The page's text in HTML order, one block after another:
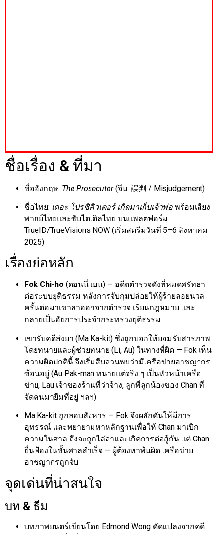
ชื่อเรื่อง & ที่มา
ชื่ออังกฤษ: The Prosecutor(จีน: 誤判 / Misjudgement)
ชื่อไทย: เดอะ โปรซิคิวเตอร์ เกิดมาเก็บเจ้าพ่อ พร้อมเสียง
พากย์ไทยและซับไตเติลไทย บนแพลตฟอร์ม
TrueID/TrueVisions NOW (เริ่มสตรีมวันที่ 5–6 สิงหาคม
2025)
เรื่องย่อหลัก
Fok Chi-ho (ดอนนี่ เยน) — อดีตตำรวจดังที่หมดศรัทธา
ต่อระบบยุติธรรม หลังการจับกุมปล่อยให้ผู้ร้ายลอยนวล
ครั้นต่อมาเขาลาออกจากตำรวจ เรียนกฎหมาย และ
กลายเป็นอัยการประจำกระทรวงยุติธรรม
เขารับคดีส่งยา (Ma Ka-kit) ซึ่งถูกบอกให้ยอมรับสารภาพ
โดยทนายและผู้ช่วยทนาย (Li, Au) ในทางที่ผิด — Fok เห็น
ความผิดปกตินี้ จึงเริ่มสืบสวนพบว่ามีเครือข่ายอาชญากร
ซ้อนอยู่ (Au Pak-man ทนายแต่จริง ๆ เป็นหัวหน้าเครือ
ข่าย, Lau เจ้าของร้านที่ว่าจ้าง, ลูกพี่ลูกน้องของ Chan ที่
จัดคนมายืมที่อยู่ ฯลฯ)
Ma Ka-kit ถูกลอบสังหาร — Fok จึงผลักดันให้มีการ
อุทธรณ์ และพยายามหาหลักฐานเพื่อให้ Chan มาเบิก
ความในศาล ถึงจะถูกไล่ล่าและเกิดการต่อสู้กัน แต่ Chan
ยื่นฟ้องในชั้นศาลสำเร็จ — ผู้ต้องหาพ้นผิด เครือข่าย
อาชญากรถูกจับ
จุดเด่นที่น่าสนใจ
บท & ธีม
บทภาพยนตร์เขียนโดย Edmond Wong ดัดแปลงจากคดี